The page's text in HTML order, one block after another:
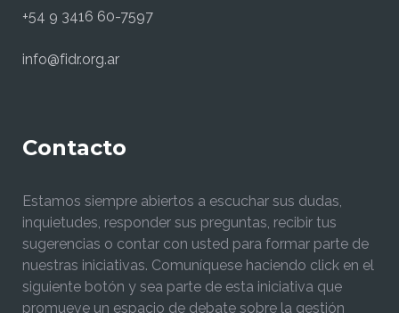
+54 9 3416 60-7597
info@fidr.org.ar
Contacto
Estamos siempre abiertos a escuchar sus dudas,
inquietudes, responder sus preguntas, recibir tus
sugerencias o contar con usted para formar parte de
nuestras iniciativas. Comuníquese haciendo click en el
siguiente botón y sea parte de esta iniciativa que
promueve un espacio de debate sobre la gestión